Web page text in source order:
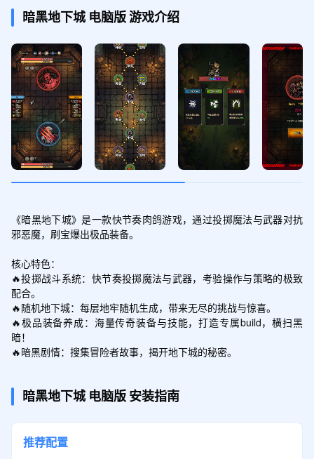
暗黑地下城 电脑版游戏介绍
《暗黑地下城》是一款快节奏肉鸽游戏，通过投掷魔法与武器对抗
邪恶魔，刷宝爆出极品装备。
核心特色：
🔥投掷战斗系统：快节奏投掷魔法与武器，考验操作与策略的极致
配合。
🔥随机地下城：每层地牢随机生成，带来无尽的挑战与惊喜。
🔥极品装备养成：海量传奇装备与技能，打造专属build，横扫黑
暗！
暗黑地下城 电脑版 安装指南
推荐配置